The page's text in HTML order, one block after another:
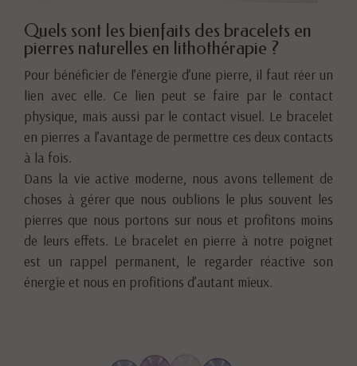
Quels sont les bienfaits des bracelets en
pierres naturelles en lithothérapie ?
Pour bénéficier de l’énergie d’une pierre, il faut réer un
lien avec elle. Ce lien peut se faire par le contact
physique, mais aussi par le contact visuel. Le bracelet
en pierres a l’avantage de permettre ces deux contacts
à la fois.
Dans la vie active moderne, nous avons tellement de
choses à gérer que nous oublions le plus souvent les
pierres que nous portons sur nous et profitons moins
de leurs effets. Le bracelet en pierre à notre poignet
est un rappel permanent, le regarder réactive son
énergie et nous en profitions d’autant mieux.